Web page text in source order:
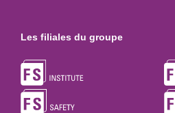
Les filiales du groupe